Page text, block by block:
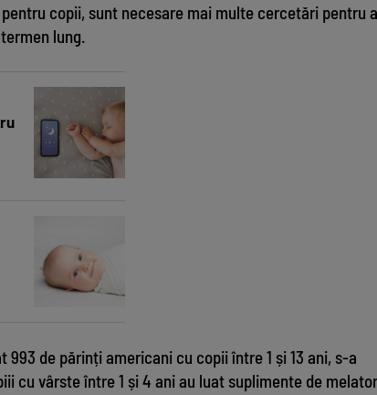
copii, sunt necesare mai multe cercetări pentru a
lung.
de părinți americani cu copii între 1 și 13 ani, s-a
cu vârste între 1 și 4 ani au luat suplimente de